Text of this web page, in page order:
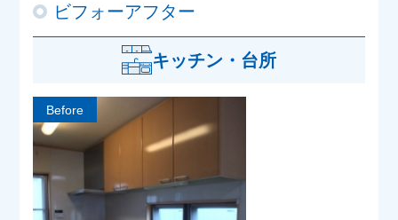
ビフォーアフター
キッチン・台所
Before